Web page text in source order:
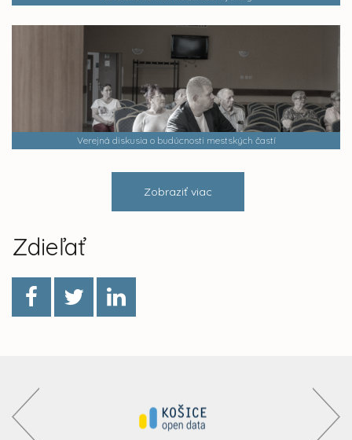
Verejná diskusia o budúcnosti mestských častí
Zobraziť viac
Zdieľať